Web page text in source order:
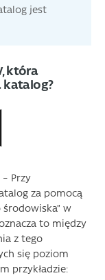
jest
która
katalog?
– Przy
za pomocą
w
to między
z tego
się poziom
przykładzie: